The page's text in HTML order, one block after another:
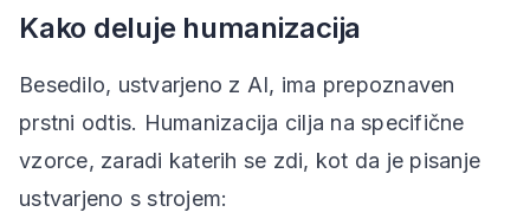
Kako deluje humanizacija
Besedilo, ustvarjeno z AI, ima prepoznaven
prstni odtis. Humanizacija cilja na specifične
vzorce, zaradi katerih se zdi, kot da je pisanje
ustvarjeno s strojem: